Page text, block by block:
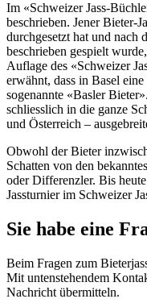
Im «Schweizer Jass-
beschrieben. Jener Bieter-
durchgesetzt hat und nach
beschrieben gespielt
Auflage des «Schweizer
erwähnt, dass in Basel
sogenannte «Basler
schliesslich in die ganze
und Österreich –
Obwohl der Bieter
Schatten von den
oder Differenzler. Bis
Jassturnier im Schweizer
Sie habe eine
Beim Fragen zum
Mit untenstehendem
Nachricht übermitteln.